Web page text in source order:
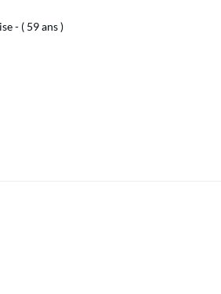
- ( 59 ans )